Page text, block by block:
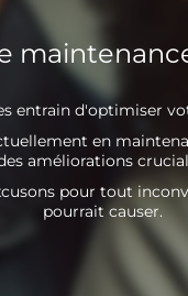
entrain d'optimiser
en
améliorations
pour tout
pourrait causer.